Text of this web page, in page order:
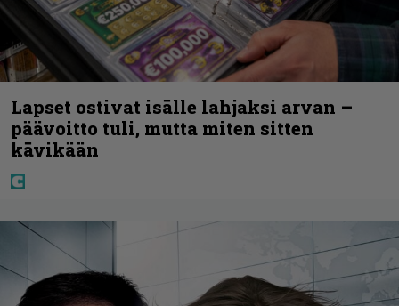
Lapset ostivat isälle lahjaksi arvan –
päävoitto tuli, mutta miten sitten
kävikään